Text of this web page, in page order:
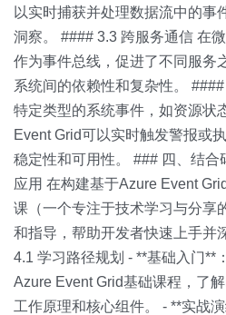
以实时捕获并处理数据流中的事
洞察。 #### 3.3 跨服务通信 在
作为事件总线，促进了不同服务
系统间的依赖性和复杂性。
特定类型的系统事件，如资源状
Event Grid可以实时触发警报或
稳定性和可用性。 ### 四、结合
应用 在构建基于Azure Event
课（一个专注于技术学习与分享
和指导，帮助开发者快速上手并
4.1 学习路径规划 - **基础入门**
Azure Event Grid基础课程，了
工作原理和核心组件。 - **实战